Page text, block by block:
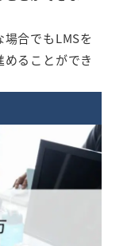
合でもLMSを
ることができ